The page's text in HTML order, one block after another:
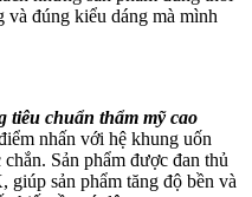
và đúng kiểu dáng mà mình
tiêu chuẩn thẩm mỹ cao
nhấn với hệ khung uốn
Sản phẩm được đan thủ
sản phẩm tăng độ bền và